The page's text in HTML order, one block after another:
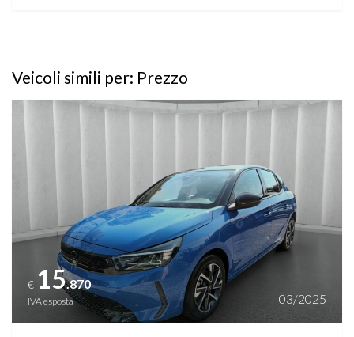
Veicoli simili per: Prezzo
€ 15.870
IVA esposta 03/2025